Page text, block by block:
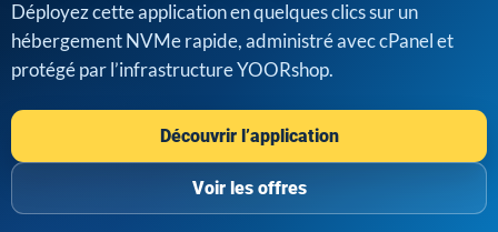
Déployez cette application en quelques clics sur un
hébergement NVMe rapide, administré avec cPanel et
protégé par l’infrastructure YOORshop.
Découvrir l’application
Voir les offres